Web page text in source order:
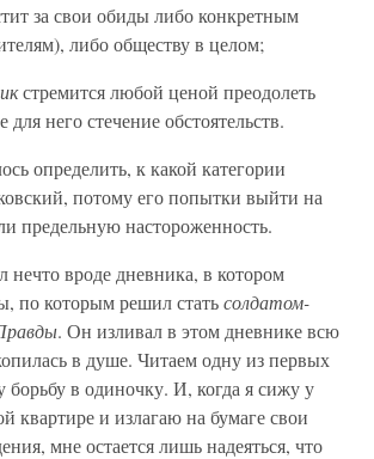
за свои обиды либо конкретным
либо обществу в целом;
стремится любой ценой преодолеть
для него стечение обстоятельств.
определить, к какой категории
потому его попытки выйти на
предельную настороженность.
нечто вроде дневника, в котором
по которым решил статьсолдатом-
. Он изливал в этом дневнике всю
в душе. Читаем одну из первых
борьбу в одиночку. И, когда я сижу у
квартире и излагаю на бумаге свои
мне остается лишь надеяться, что